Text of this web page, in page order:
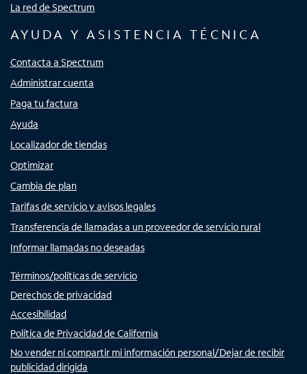
La red de Spectrum
AYUDA Y ASISTENCIA TÉCNICA
Contacta a Spectrum
Administrar cuenta
Paga tu factura
Ayuda
Localizador de tiendas
Optimizar
Cambia de plan
Tarifas de servicio y avisos legales
Transferencia de llamadas a un proveedor de servicio rural
Informar llamadas no deseadas
Términos/políticas de servicio
Derechos de privacidad
Accesibilidad
Política de Privacidad de California
No vender ni compartir mi información personal/Dejar de recibir
publicidad dirigida